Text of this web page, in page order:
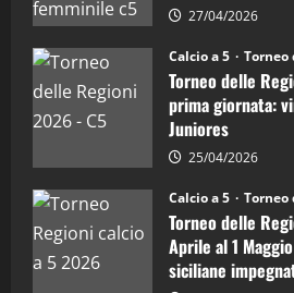
5
(Martedi 07 Aprile
la
Juniores
è
vicecampione
d’Italia
27/04/2026
Calcio a 5 Torneo
Torneo delle
prima giornata:
Juniores
25/04/2026
Calcio a 5 Torneo
Torneo delle
Aprile al 1
siciliane